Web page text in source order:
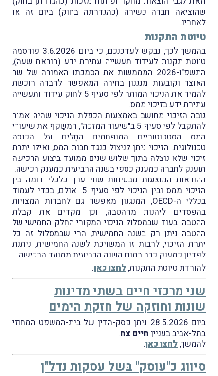
שהוציאה חברה כשירה (כהגדרתה בחוק) ביום זה או
לאחריו.
טיוטת התקנות
בהמשך לכך, נבקש לעדכנכם, כי ביום 3.6.2026 פורסמה
טיוטת תקנות לעידוד תעשייה עתירת ידע (הוראת שעה),
התשפ"ו-2026 המממשות את הסמכתו האמורה של שר
האוצר וקובעות מנגנון בחירה המאפשר לחברה רוכשת
להמיר את הניכוי המותר לפי סעיף 5 לחוק עידוד ותעשייה
עתירת ידע בזיכוי ממס.
גובה הזיכוי מחושב באמצעות הכפלת הניכוי שהיה אמור
להתקבל לפי סעיף 5 ב"שיעור המזכה", המשַקף את שיעורי
המס הסטטוטוריים המופחתים החָלים על הכנסה
טכנולוגית. הזיכוי ניתן לניצול כנגד חבות המס, ואילו יתרת
זיכוי שלא נוצלה בתוך שלוש שנים ממועד ביצוע הרכישה
תוענק לחברה כמענק כספי בשנה הרביעית כמענק רכישה.
ההוראות המוצעות מבטיחות שווי ערך כלכלי דומה בין
הזיכוי ממס ובין הניכוי לפי סעיף 5. אולם, בכדי לעמוד
בכללי ה-OECD, המנגנון מאפשר גם לחברות המצויות
בהפסדים ליהנות מההטבה, וכן מקדים את קבלת
ההטבה: בעוד שבמסלול הניכוי המקורי החֵלק החמישי של
ההטבה ניתן רק בשנה החמישית, הרי שבמסלול זה כל
יתרת הזיכוי, לרבות זו המשויכת לשנה החמישית, ניתנת
לפדיון כמענק כבר בתום השנה הרביעית ממועד הרכישה.
להורדת טיוטת התקנות,לחצו כאן.
שני מרכזי חיים בשתי מדינות
שונות וחוזקה של חזקת הימים
ביום 28.5.2026 ניתן פסק-הדין של בית-המשפט המחוזי
בתל-אביב בעניין חיים צח.
להמשך,לחצו כאן.
סיווג כ"עוסק" בּשל עסקות נדל"ן